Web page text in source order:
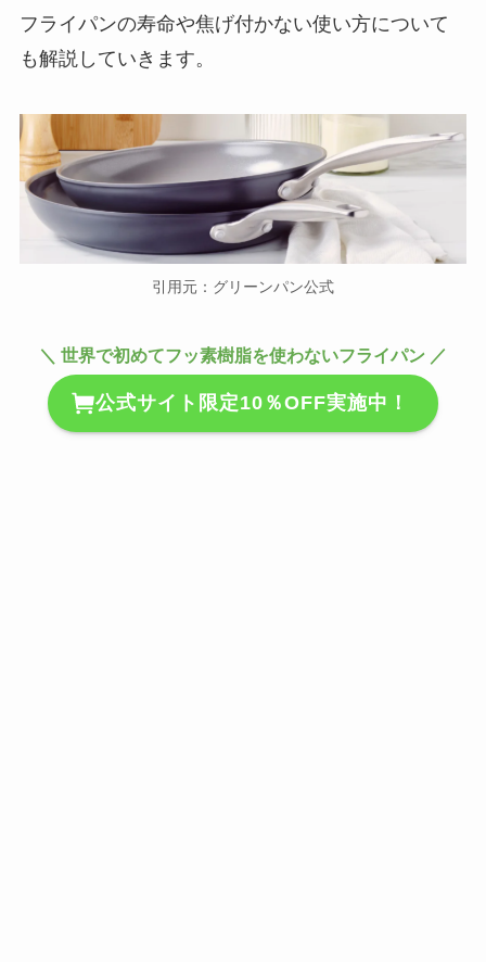
や違いを紹介！取っ手がとれるの
はどれ？
MDL.makeはいつ届く？納期や早
く届けてほしい時や届かない時の
対応方法も紹介
マジックグリルのデメリットは？
コーティング剥がれたらどうした
フライパンの寿命や焦げ付かない使い方について
も解説していきます。
引用元：グリーンパン公式
＼ 世界で初めてフッ素樹脂を使わないフライパン ／
公式サイト限定10％OFF実施中！